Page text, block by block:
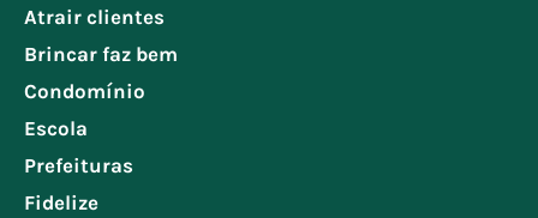
Atrair clientes
Brincar faz bem
Condomínio
Escola
Prefeituras
Fidelize